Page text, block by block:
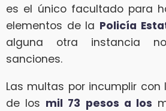
es el único facultado para
elementos de la Policía
alguna otra instancia
sanciones.
Las multas por incumplir
de los mil 73 pesos a los